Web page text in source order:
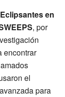
en
, por
encontrar
el
para